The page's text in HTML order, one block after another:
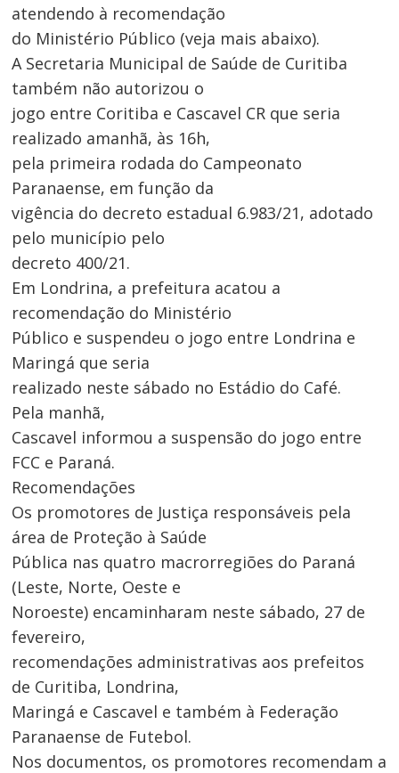
atendendo à recomendação
do Ministério Público (veja mais abaixo).
A Secretaria Municipal de Saúde de Curitiba
também não autorizou o
jogo entre Coritiba e Cascavel CR que seria
realizado amanhã, às 16h,
pela primeira rodada do Campeonato
Paranaense, em função da
vigência do decreto estadual 6.983/21, adotado
pelo município pelo
decreto 400/21.
Em Londrina, a prefeitura acatou a
recomendação do Ministério
Público e suspendeu o jogo entre Londrina e
Maringá que seria
realizado neste sábado no Estádio do Café.
Pela manhã,
Cascavel informou a suspensão do jogo entre
FCC e Paraná.
Recomendações
Os promotores de Justiça responsáveis pela
área de Proteção à Saúde
Pública nas quatro macrorregiões do Paraná
(Leste, Norte, Oeste e
Noroeste) encaminharam neste sábado, 27 de
fevereiro,
recomendações administrativas aos prefeitos
de Curitiba, Londrina,
Maringá e Cascavel e também à Federação
Paranaense de Futebol.
Nos documentos, os promotores recomendam a
Navegação
de
Post